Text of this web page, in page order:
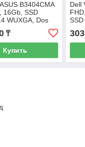
B3404CMA
16Gb, SSD
WUXGA, Dos
₸
Купить
Dell